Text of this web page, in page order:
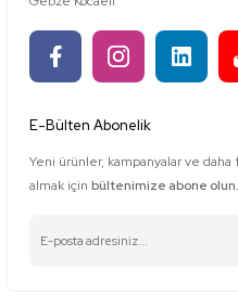
E-Bülten Abonelik
Yeni ürünler, kampanyalar ve daha
almak için bültenimize abone olun.